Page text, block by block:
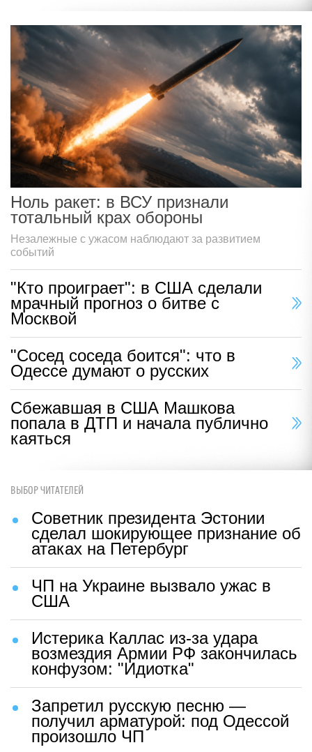
Ноль ракет: в ВСУ признали
тотальный крах обороны
Незалежные с ужасом наблюдают за развитием
событий
"Кто проиграет": в США сделали
мрачный прогноз о битве с
Москвой
"Сосед соседа боится": что в
Одессе думают о русских
Сбежавшая в США Машкова
попала в ДТП и начала публично
каяться
ВЫБОР ЧИТАТЕЛЕЙ
Советник президента Эстонии
сделал шокирующее признание об
атаках на Петербург
ЧП на Украине вызвало ужас в
США
Истерика Каллас из-за удара
возмездия Армии РФ закончилась
конфузом: "Идиотка"
Запретил русскую песню —
получил арматурой: под Одессой
произошло ЧП